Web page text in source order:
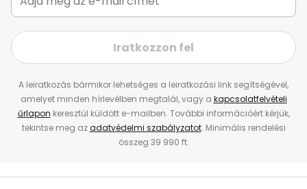
Iratkozzon fel
A leiratkozás bármikor lehetséges a leiratkozási link segítségével,
amelyet minden hírlevélben megtalál, vagy a kapcsolatfelvételi
űrlapon keresztül küldött e-mailben. További információért kérjük,
tekintse meg azadatvédelmi szabályzatot. Minimális rendelési
összeg 39 990 ft.